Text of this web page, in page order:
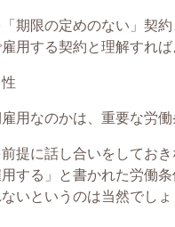
期限の定めのない」契約
用する契約と理解すれば
用なのかは、重要な労働
提に話し合いをしてお
する」と書かれた労働
いというのは当然でしょ